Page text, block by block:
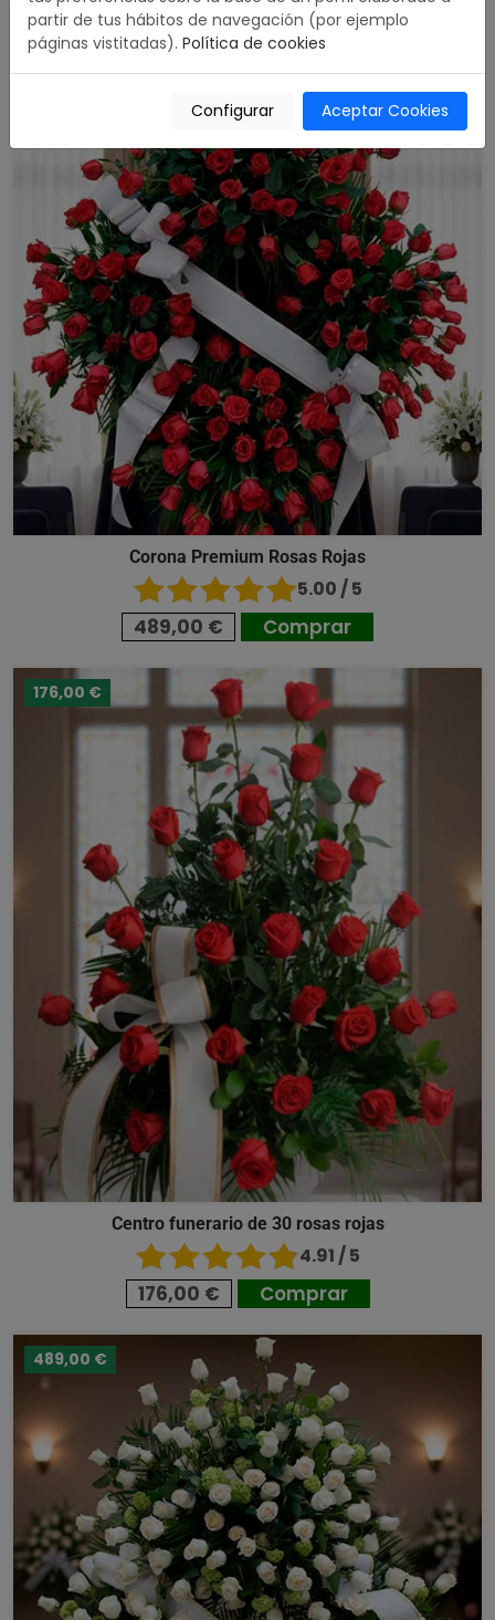
489,00 €
Corona Premium Rosas Rojas
5.00 / 5
489,00 € Comprar
176,00 €
Centro funerario de 30 rosas rojas
4.91 / 5
176,00 € Comprar
489,00 €
partir de tus hábitos de navegación (por ejemplo
páginas vistitadas). Política de cookies
Configurar Aceptar Cookies